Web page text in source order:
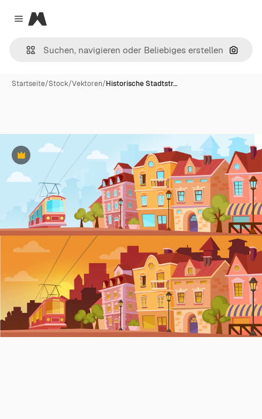
Close menu
Magnific
Nach
Startseite/Stock/Vektoren/Historische Stadtstr…
Premium